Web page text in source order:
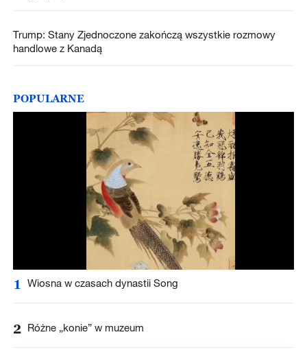
Trump: Stany Zjednoczone zakończą wszystkie rozmowy
handlowe z Kanadą
POPULARNE
1 Wiosna w czasach dynastii Song
2 Różne „konie” w muzeum